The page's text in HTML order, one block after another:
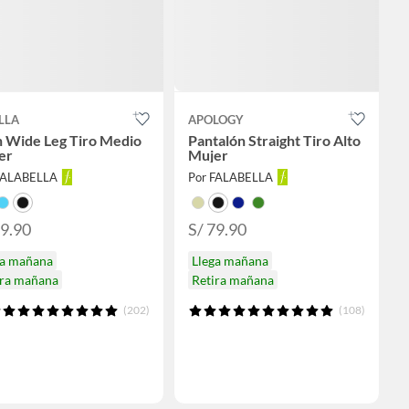
Wide Leg Tiro Medio
mañana
mañana
(202)
APOLOGY
Pantalón Straight Tiro Alto
Mujer
Por FALABELLA
S/ 79.90
Llega mañana
Retira mañana
(108)